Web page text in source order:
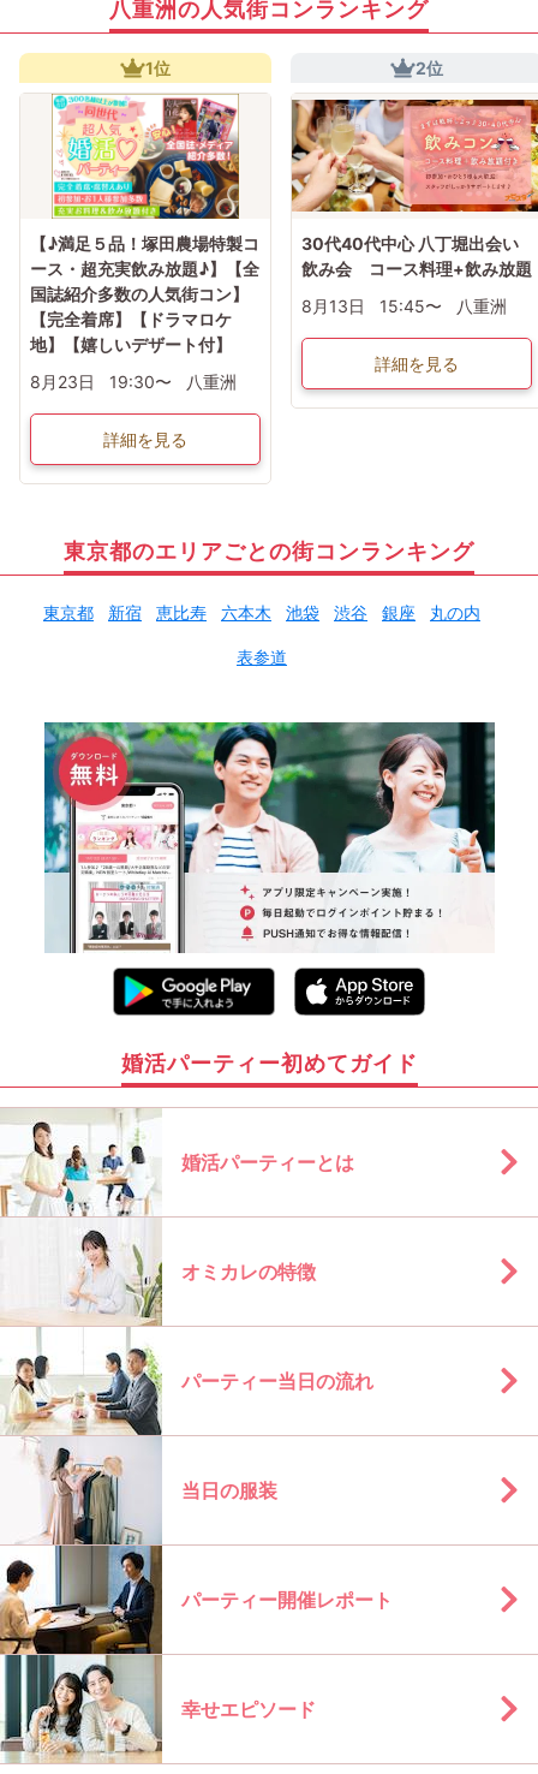
八重洲の人気街コンランキング
1位
【♪満足５品！塚田農場特製コ
ース・超充実飲み放題♪】【全
国誌紹介多数の人気街コン】
【完全着席】【ドラマロケ
地】【嬉しいデザート付】
8月23日
19:30〜 八重洲
詳細を見る
2位
30代40代中心 八丁堀出会い
飲み会 コース料理+飲み放題
8月13日
15:45〜 八重洲
詳細を見る
東京都のエリアごとの街コンランキング
東京都 新宿 恵比寿 六本木 池袋 渋谷 銀座 丸の内
表参道
婚活パーティー初めてガイド
婚活パーティーとは
オミカレの特徴
パーティー当日の流れ
当日の服装
パーティー開催レポート
幸せエピソード